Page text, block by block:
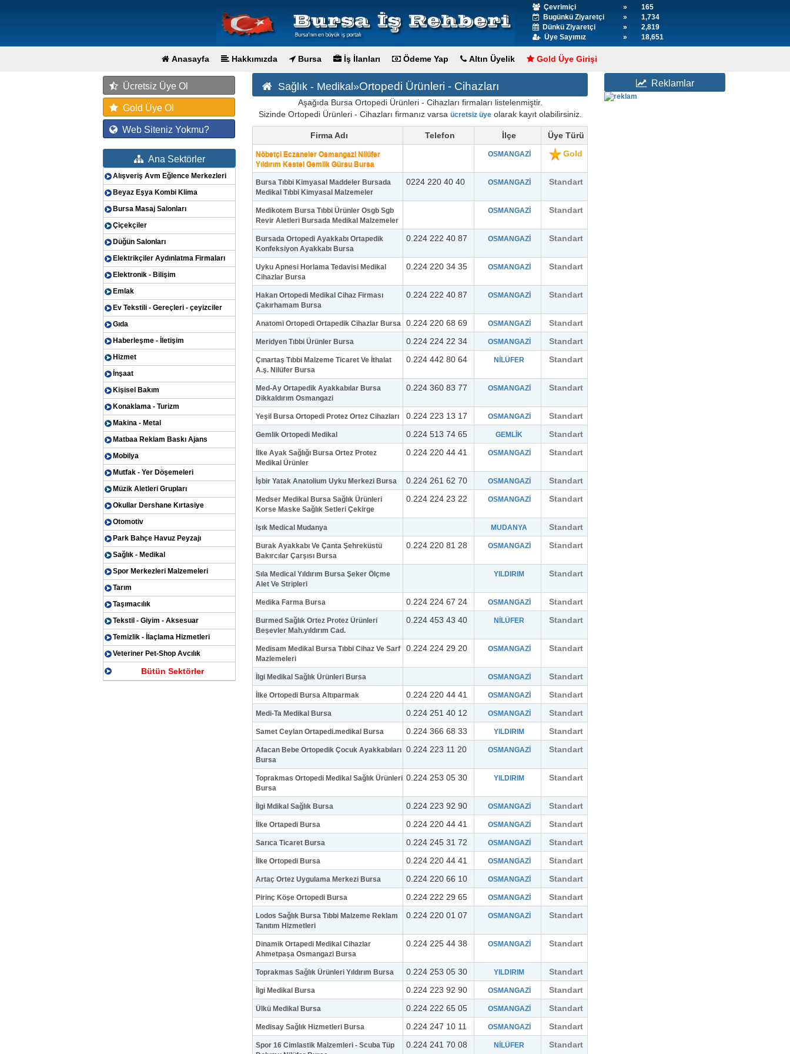
Çevrimiçi »
165
Bugünkü Ziyaretçi
»
1,734
Dünkü Ziyaretçi
»
2,819
Üye Sayımız
» 18,651
Anasayfa Hakkımızda Bursa İş İlanları Ödeme Yap Altın Üyelik Gold Üye Girişi
Ücretsiz Üye Ol
Gold Üye Ol
Web Siteniz Yokmu?
Ana Sektörler
Alışveriş Avm Eğlence Merkezleri
Beyaz Eşya Kombi Klima
Bursa Masaj Salonları
Çiçekçiler
Düğün Salonları
Elektrikçiler Aydınlatma Firmaları
Elektronik - Bilişim
Emlak
Ev Tekstili - Gereçleri - çeyizciler
Gıda
Haberleşme - İletişim
Hizmet
İnşaat
Kişisel Bakım
Konaklama - Turizm
Makina - Metal
Matbaa Reklam Baskı Ajans
Mobilya
Mutfak - Yer Döşemeleri
Müzik Aletleri Grupları
Okullar Dershane Kırtasiye
Otomotiv
Park Bahçe Havuz Peyzajı
Sağlık - Medikal
Spor Merkezleri Malzemeleri
Tarım
Taşımacılık
Tekstil - Giyim - Aksesuar
Temizlik - İlaçlama Hizmetleri
Veteriner Pet-Shop Avcılık
Bütün Sektörler
Sağlık - Medikal»Ortopedi Ürünleri - Cihazları
Aşağıda Bursa Ortopedi Ürünleri - Cihazları firmaları listelenmiştir.
Sizinde Ortopedi Ürünleri - Cihazları firmanız varsa ücretsiz üyeolarak kayıt olabilirsiniz.
Firma Adı Telefon İlçe Üye Türü
Nöbetçi Eczaneler Osmangazi Nilüfer
Yıldırım Kestel Gemlik Gürsu Bursa
OSMANGAZİ Gold
Bursa Tıbbi Kimyasal Maddeler Bursada
Medikal Tıbbi Kimyasal Malzemeler
0224 220 40 40 OSMANGAZİ Standart
Medikotem Bursa Tıbbi Ürünler Osgb Sgb
Revir Aletleri Bursada Medikal Malzemeler
OSMANGAZİ Standart
Bursada Ortopedi Ayakkabı Ortapedik
Konfeksiyon Ayakkabı Bursa
0.224 222 40 87 OSMANGAZİ Standart
Uyku Apnesi Horlama Tedavisi Medikal
Cihazlar Bursa
0.224 220 34 35 OSMANGAZİ Standart
Hakan Ortopedi Medikal Cihaz Firması
Çakırhamam Bursa
0.224 222 40 87 OSMANGAZİ Standart
Anatomi Ortopedi Ortapedik Cihazlar Bursa 0.224 220 68 69 OSMANGAZİ Standart
Meridyen Tıbbi Ürünler Bursa 0.224 224 22 34 OSMANGAZİ Standart
Çınartaş Tıbbi Malzeme Ticaret Ve İthalat
A.ş. Nilüfer Bursa
0.224 442 80 64 NİLÜFER Standart
Med-Ay Ortapedik Ayakkabılar Bursa
Dikkaldırım Osmangazi
0.224 360 83 77 OSMANGAZİ Standart
Yeşil Bursa Ortopedi Protez Ortez Cihazları 0.224 223 13 17 OSMANGAZİ Standart
Gemlik Ortopedi Medikal 0.224 513 74 65 GEMLİK Standart
İlke Ayak Sağlığı Bursa Ortez Protez
Medikal Ürünler
0.224 220 44 41 OSMANGAZİ Standart
İşbir Yatak Anatolium Uyku Merkezi Bursa 0.224 261 62 70 OSMANGAZİ Standart
Medser Medikal Bursa Sağlık Ürünleri
Korse Maske Sağlık Setleri Çekirge
0.224 224 23 22 OSMANGAZİ Standart
Işık Medical Mudanya MUDANYA Standart
Burak Ayakkabı Ve Çanta Şehreküstü
Bakırcılar Çarşısı Bursa
0.224 220 81 28 OSMANGAZİ Standart
Sıla Medical Yıldırım Bursa Şeker Ölçme
Alet Ve Stripleri
YILDIRIM Standart
Medika Farma Bursa 0.224 224 67 24 OSMANGAZİ Standart
Burmed Sağlık Ortez Protez Ürünleri
Beşevler Mah.yıldırım Cad.
0.224 453 43 40 NİLÜFER Standart
Medisam Medikal Bursa Tıbbi Cihaz Ve Sarf
Mazlemeleri
0.224 224 29 20 OSMANGAZİ Standart
İlgi Medikal Sağlık Ürünleri Bursa OSMANGAZİ Standart
İlke Ortopedi Bursa Altıparmak 0.224 220 44 41 OSMANGAZİ Standart
Medi-Ta Medikal Bursa 0.224 251 40 12 OSMANGAZİ Standart
Samet Ceylan Ortapedi.medikal Bursa 0.224 366 68 33 YILDIRIM Standart
Afacan Bebe Ortopedik Çocuk Ayakkabıları
Bursa
0.224 223 11 20 OSMANGAZİ Standart
Toprakmas Ortopedi Medikal Sağlık Ürünleri
Bursa
0.224 253 05 30 YILDIRIM Standart
İlgi Mdikal Sağlık Bursa 0.224 223 92 90 OSMANGAZİ Standart
İlke Ortapedi Bursa 0.224 220 44 41 OSMANGAZİ Standart
Sarıca Ticaret Bursa 0.224 245 31 72 OSMANGAZİ Standart
İlke Ortopedi Bursa 0.224 220 44 41 OSMANGAZİ Standart
Artaç Ortez Uygulama Merkezi Bursa 0.224 220 66 10 OSMANGAZİ Standart
Pirinç Köşe Ortopedi Bursa 0.224 222 29 65 OSMANGAZİ Standart
Lodos Sağlık Bursa Tıbbi Malzeme Reklam
Tanıtım Hizmetleri
0.224 220 01 07 OSMANGAZİ Standart
Dinamik Ortapedi Medikal Cihazlar
Ahmetpaşa Osmangazi Bursa
0.224 225 44 38 OSMANGAZİ Standart
Toprakmas Sağlık Ürünleri Yıldırım Bursa 0.224 253 05 30 YILDIRIM Standart
İlgi Medikal Bursa 0.224 223 92 90 OSMANGAZİ Standart
Ülkü Medikal Bursa 0.224 222 65 05 OSMANGAZİ Standart
Medisay Sağlık Hizmetleri Bursa 0.224 247 10 11 OSMANGAZİ Standart
Spor 16 Cimlastik Malzemleri - Scuba Tüp
0.224 241 70 08 NİLÜFER Standart
Reklamlar